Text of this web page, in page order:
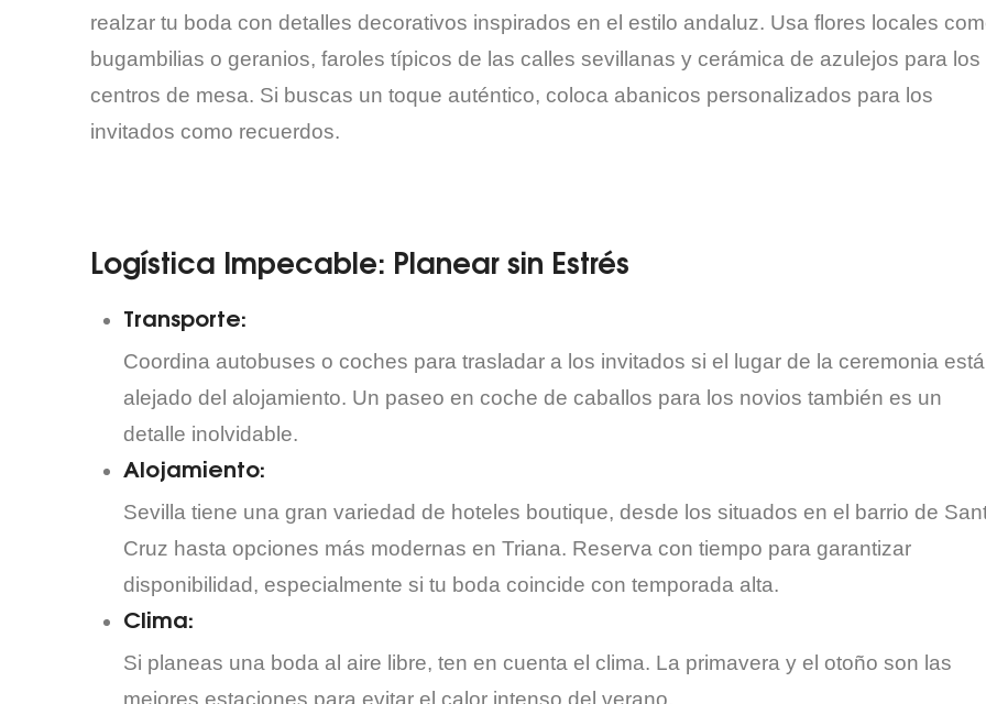
realzar tu boda con detalles decorativos inspirados en el estilo andaluz. Usa flores locales
bugambilias o geranios, faroles típicos de las calles sevillanas y cerámica de azulejos para los
centros de mesa. Si buscas un toque auténtico, coloca abanicos personalizados para los
invitados como recuerdos.
Logística Impecable: Planear sin Estrés
Transporte:
Coordina autobuses o coches para trasladar a los invitados si el lugar de la ceremonia está
alejado del alojamiento. Un paseo en coche de caballos para los novios también es un
detalle inolvidable.
Alojamiento:
Sevilla tiene una gran variedad de hoteles boutique, desde los situados en el barrio de
Cruz hasta opciones más modernas en Triana. Reserva con tiempo para garantizar
disponibilidad, especialmente si tu boda coincide con temporada alta.
Clima:
Si planeas una boda al aire libre, ten en cuenta el clima. La primavera y el otoño son las
mejores estaciones para evitar el calor intenso del verano.